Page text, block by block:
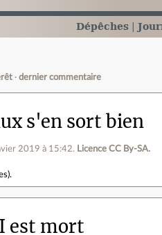
Dépêches
dernier commentaire
s'en sort bien
2019 à 15:42. Licence CC By‑SA.
).
est mort